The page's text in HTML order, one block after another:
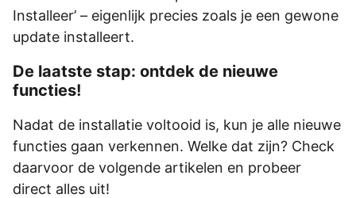
Installeer’ – eigenlijk precies zoals je een gewone
update installeert.
De laatste stap: ontdek de nieuwe
functies!
Nadat de installatie voltooid is, kun je alle nieuwe
functies gaan verkennen. Welke dat zijn? Check
daarvoor de volgende artikelen en probeer
direct alles uit!